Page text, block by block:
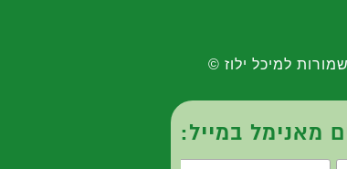
למיכל ילוז ©
מאנימל במייל: